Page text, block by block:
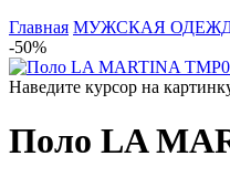
Главная МУЖСКАЯ
-50%
Наведите курсор на
Поло LA